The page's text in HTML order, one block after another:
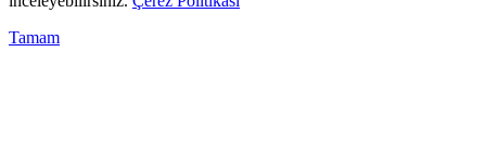
Tamam